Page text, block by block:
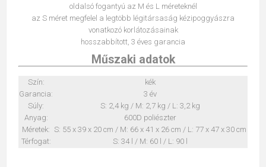
oldalsó fogantyú az M és L méreteknél
az S méret megfelel a legtöbb légitársaság kézipoggyászra
vonatkozó korlátozásainak
hosszabbított, 3 éves garancia
Műszaki adatok
Szín:
kék
Garancia:
3 év
Súly:
S: 2,4 kg / M: 2,7 kg / L: 3,2 kg
Anyag:
600D poliészter
Méretek: S: 55 x 39 x 20 cm / M: 66 x 41 x 26 cm / L: 77 x 47 x 30 cm
Térfogat:
S: 34 l / M: 60 l / L: 90 l